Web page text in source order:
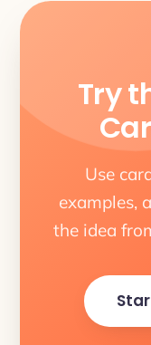
Try
Use
examples,
the idea